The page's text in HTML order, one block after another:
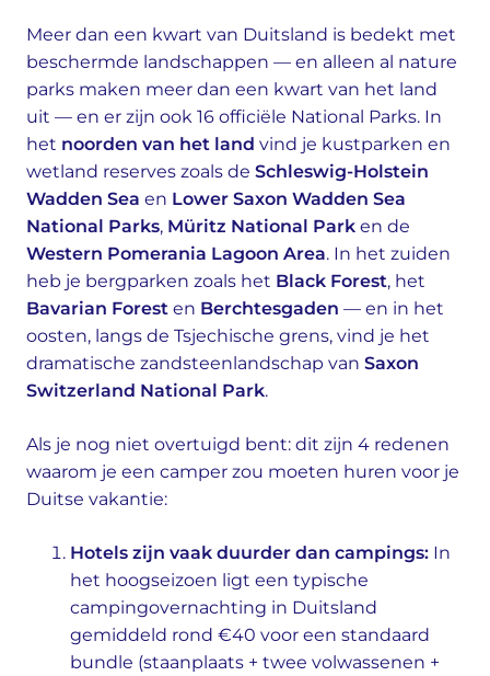
Meer dan een kwart van Duitsland is bedekt met
beschermde landschappen — en alleen al nature
parks maken meer dan een kwart van het land
uit — en er zijn ook 16 officiële National Parks. In
het noorden van het land vind je kustparken en
wetland reserves zoals de Schleswig-Holstein
Wadden Sea en Lower Saxon Wadden Sea
National Parks, Müritz National Park en de
Western Pomerania Lagoon Area. In het zuiden
heb je bergparken zoals het Black Forest, het
Bavarian Forest en Berchtesgaden — en in het
oosten, langs de Tsjechische grens, vind je het
dramatische zandsteenlandschap van Saxon
Switzerland National Park.
Als je nog niet overtuigd bent: dit zijn 4 redenen
waarom je een camper zou moeten huren voor je
Duitse vakantie:
Hotels zijn vaak duurder dan campings: In
het hoogseizoen ligt een typische
campingovernachting in Duitsland
gemiddeld rond €40 voor een standaard
bundle (staanplaats + twee volwassenen +